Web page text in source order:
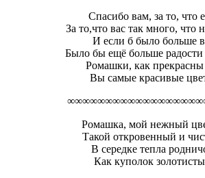
Спасибо вам, за то, что
За то,что вас так много, что
И если б было больше
Было бы ещё больше радости
Ромашки, как
Вы самые красивые
Ромашка, мой нежный
Такой откровенный и
В середке тепла
Как куполок